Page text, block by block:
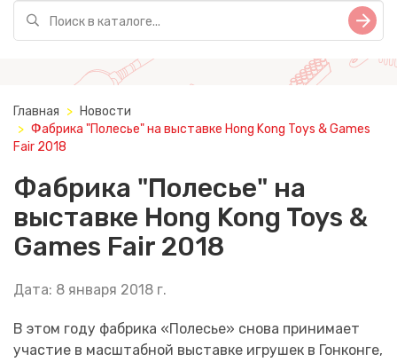
Главная
Новости
Фабрика "Полесье" на выставке Hong Kong Toys & Games
Fair 2018
Фабрика "Полесье" на
выставке Hong Kong Toys &
Games Fair 2018
Дата: 8 января 2018 г.
В этом году фабрика «Полесье» снова принимает
участие в масштабной выставке игрушек в Гонконге,